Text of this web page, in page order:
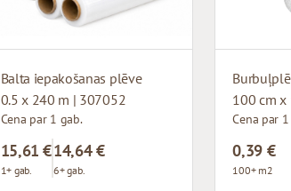
Balta iepakošanas plēve
0.5 x 240 m | 307052
Cena par 1 gab.
15,61 €
1+ gab.
14,64 €
6+ gab.
100 cm
Cena par
0,39 €
100+ m2